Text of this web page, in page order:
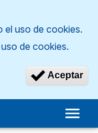
el uso de cookies.
de cookies.
Aceptar